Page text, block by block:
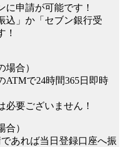
に申請が可能です！
込」か「セブン銀行受
！
場合）
ATMで24時間365日即時
必要ございません！
合）
あれば当⽇登録口座へ振